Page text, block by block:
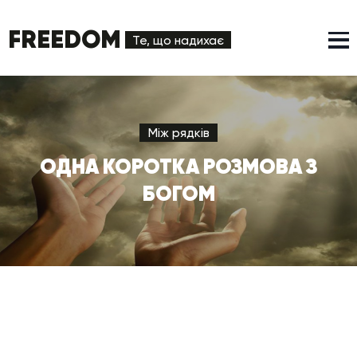
FREEDOM Те, що надихає
Між рядків
ОДНА КОРОТКА РОЗМОВА З
БОГОМ